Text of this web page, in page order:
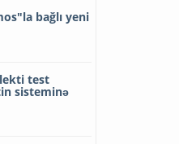
bağlı yeni
test
sisteminə